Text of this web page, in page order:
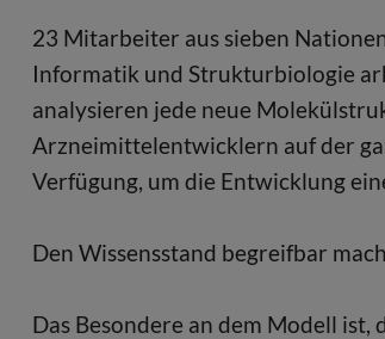
23 Mitarbeiter aus sieben
Informatik und Strukturbiologie
analysieren jede neue
Arzneimittelentwicklern auf der
Verfügung, um die Entwicklung
Den Wissensstand begreifbar
Das Besondere an dem Modell